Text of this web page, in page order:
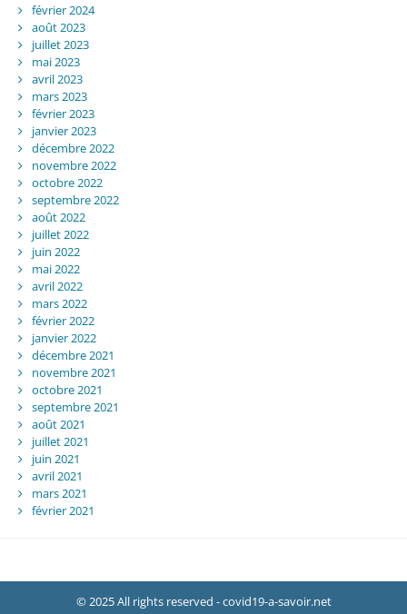
février 2024
août 2023
juillet 2023
mai 2023
avril 2023
mars 2023
février 2023
janvier 2023
décembre 2022
novembre 2022
octobre 2022
septembre 2022
août 2022
juillet 2022
juin 2022
mai 2022
avril 2022
mars 2022
février 2022
janvier 2022
décembre 2021
novembre 2021
octobre 2021
septembre 2021
août 2021
juillet 2021
juin 2021
avril 2021
mars 2021
février 2021
© 2025 All rights reserved - covid19-a-savoir.net